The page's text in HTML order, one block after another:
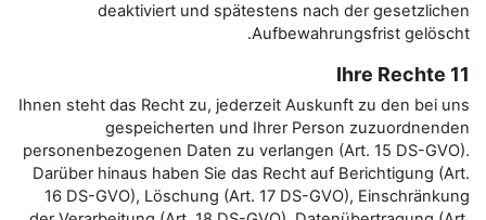
deaktiviert und
Ihnen steht das Recht zu,
gespeicherten und
personenbezogenen Daten zu
Darüber hinaus haben Sie das
16 DS-GVO), Löschung (Art.